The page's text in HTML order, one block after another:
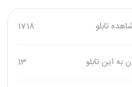
تابلو 1718
به این تابلو 13